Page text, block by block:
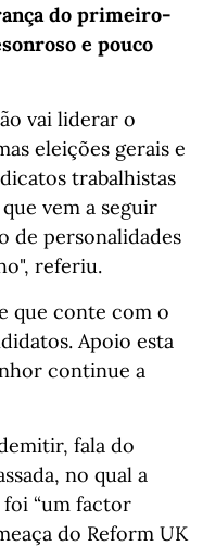
do primeiro-
e pouco
vai liderar o
eleições gerais e
trabalhistas
vem a seguir
de personalidades
referiu.
que conte com o
Apoio esta
continue a
fala do
no qual a
“um factor
do Reform UK